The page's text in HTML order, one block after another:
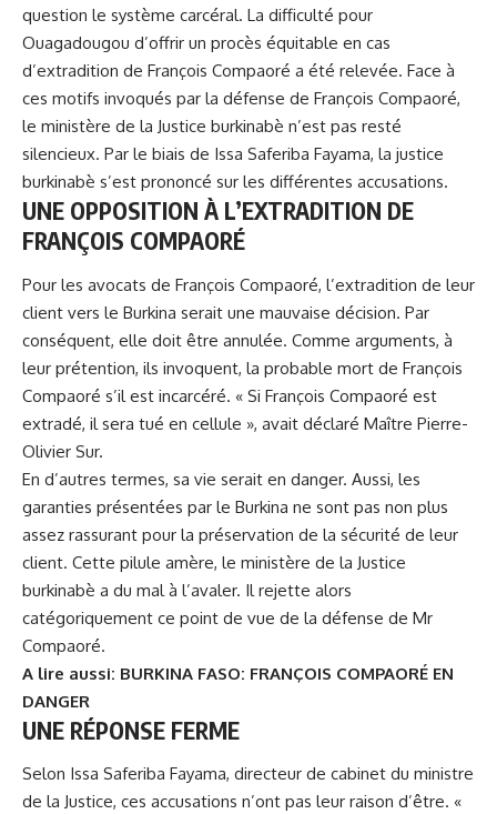
question le système carcéral. La difficulté pour
Ouagadougou d’offrir un procès équitable en cas
d’extradition de François Compaoré a été relevée. Face à
ces motifs invoqués par la défense de François Compaoré,
le ministère de la Justice burkinabè n’est pas resté
silencieux. Par le biais de Issa Saferiba Fayama, la justice
burkinabè s’est prononcé sur les différentes accusations.
UNE OPPOSITION À L’EXTRADITION DE
FRANÇOIS COMPAORÉ
Pour les avocats de François Compaoré, l’extradition de leur
client vers le Burkina serait une mauvaise décision. Par
conséquent, elle doit être annulée. Comme arguments, à
leur prétention, ils invoquent, la probable mort de François
Compaoré s’il est incarcéré. « Si François Compaoré est
extradé, il sera tué en cellule », avait déclaré Maître Pierre-
Olivier Sur.
En d’autres termes, sa vie serait en danger. Aussi, les
garanties présentées par le Burkina ne sont pas non plus
assez rassurant pour la préservation de la sécurité de leur
client. Cette pilule amère, le ministère de la Justice
burkinabè a du mal à l’avaler. Il rejette alors
catégoriquement ce point de vue de la défense de Mr
Compaoré.
A lire aussi: BURKINA FASO: FRANÇOIS COMPAORÉ EN
DANGER
UNE RÉPONSE FERME
Selon Issa Saferiba Fayama, directeur de cabinet du ministre
de la Justice, ces accusations n’ont pas leur raison d’être. «